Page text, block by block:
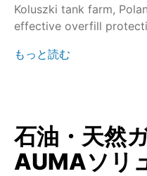
Koluszki tank farm,
effective overfill
もっと読む
石油・天然
AUMAソリ